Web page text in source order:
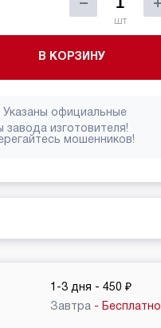
шт
В КОРЗИНУ
Указаны официальные
завода изготовителя!
мошенников!
1-3 дня - 450 ₽
Завтра - Бесплатно